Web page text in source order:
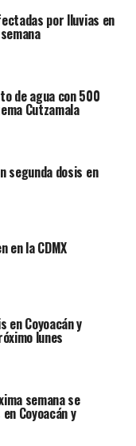
por lluvias en
de agua con 500
Cutzamala
segunda dosis en
en la CDMX
en Coyoacán y
lunes
semana se
Coyoacán y